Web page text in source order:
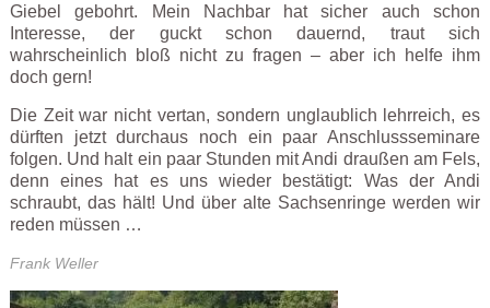
Giebel gebohrt. Mein Nachbar hat sicher auch schon
Interesse, der guckt schon dauernd, traut sich
wahrscheinlich bloß nicht zu fragen – aber ich helfe ihm
doch gern!
Die Zeit war nicht vertan, sondern unglaublich lehrreich, es
dürften jetzt durchaus noch ein paar Anschlussseminare
folgen. Und halt ein paar Stunden mit Andi draußen am Fels,
denn eines hat es uns wieder bestätigt: Was der Andi
schraubt, das hält! Und über alte Sachsenringe werden wir
reden müssen …
Frank Weller